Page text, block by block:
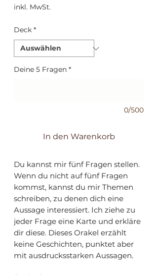
inkl. MwSt.
Deck *
Deine 5 Fragen *
0/500
In den Warenkorb
Du kannst mir fünf Fragen stellen.
Wenn du nicht auf fünf Fragen
kommst, kannst du mir Themen
schreiben, zu denen dich eine
Aussage interessiert. Ich ziehe zu
jeder Frage eine Karte und erkläre
dir diese. Dieses Orakel erzählt
keine Geschichten, punktet aber
mit ausdrucksstarken Aussagen.